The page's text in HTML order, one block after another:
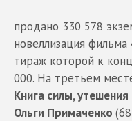
продано 330 578
новеллизация фильма
тираж которой к
000. На третьем
Книга силы,
Ольги Примаченко